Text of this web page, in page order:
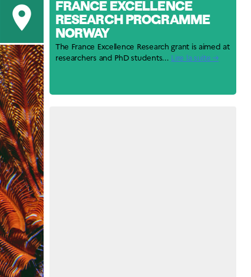
room
FRANCE EXCELLENCE
RESEARCH PROGRAMME
NORWAY
The France Excellence Research grant is aimed at
researchers and PhD students... Lire la suite →